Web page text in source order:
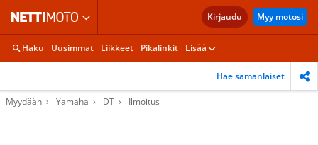
Kirjaudu Myy motosi
Haku Uusimmat Liikkeet Pikalinkit Lisää
Hae samanlaiset
Myydään Yamaha DT Ilmoitus